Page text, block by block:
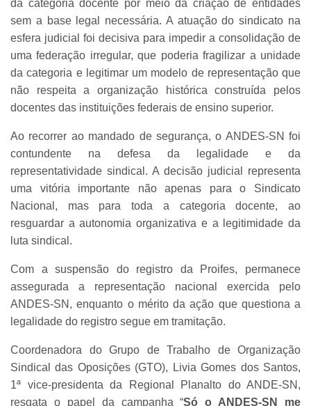
da categoria docente por meio da criação de entidades
sem a base legal necessária. A atuação do sindicato na
esfera judicial foi decisiva para impedir a consolidação de
uma federação irregular, que poderia fragilizar a unidade
da categoria e legitimar um modelo de representação que
não respeita a organização histórica construída pelos
docentes das instituições federais de ensino superior.
Ao recorrer ao mandado de segurança, o ANDES-SN foi
contundente na defesa da legalidade e da
representatividade sindical. A decisão judicial representa
uma vitória importante não apenas para o Sindicato
Nacional, mas para toda a categoria docente, ao
resguardar a autonomia organizativa e a legitimidade da
luta sindical.
Com a suspensão do registro da Proifes, permanece
assegurada a representação nacional exercida pelo
ANDES-SN, enquanto o mérito da ação que questiona a
legalidade do registro segue em tramitação.
Coordenadora do Grupo de Trabalho de Organização
Sindical das Oposições (GTO), Livia Gomes dos Santos,
1ª vice-presidenta da Regional Planalto do ANDE-SN,
resgata o papel da campanha “Só o ANDES-SN me